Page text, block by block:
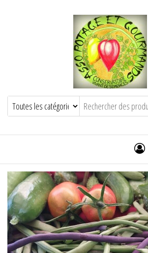
POTAGE ET GOURMANDS